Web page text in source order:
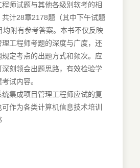
师试题与其他各级别软考的相
共计28章2178题（其中下午试题
均附有参考答案。本书不仅反映
工程师考题的深度与广度，还
定考点的出题方式和频次。应
刻领会出题思路，有效检验学
试内容。
集成项目管理工程师应试的复
作为各类计算机信息技术培训